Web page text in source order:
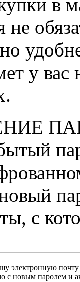
не
у
с
электронную почту
с новым паролем и